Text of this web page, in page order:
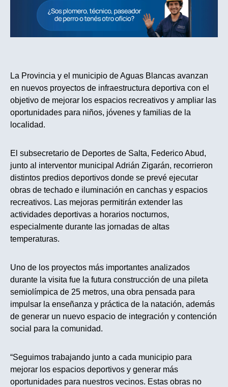
La Provincia y el municipio de Aguas Blancas avanzan
en nuevos proyectos de infraestructura deportiva con el
objetivo de mejorar los espacios recreativos y ampliar las
oportunidades para niños, jóvenes y familias de la
localidad.
El subsecretario de Deportes de Salta, Federico Abud,
junto al interventor municipal Adrián Zigarán, recorrieron
distintos predios deportivos donde se prevé ejecutar
obras de techado e iluminación en canchas y espacios
recreativos. Las mejoras permitirán extender las
actividades deportivas a horarios nocturnos,
especialmente durante las jornadas de altas
temperaturas.
Uno de los proyectos más importantes analizados
durante la visita fue la futura construcción de una pileta
semiolímpica de 25 metros, una obra pensada para
impulsar la enseñanza y práctica de la natación, además
de generar un nuevo espacio de integración y contención
social para la comunidad.
“Seguimos trabajando junto a cada municipio para
mejorar los espacios deportivos y generar más
oportunidades para nuestros vecinos. Estas obras no